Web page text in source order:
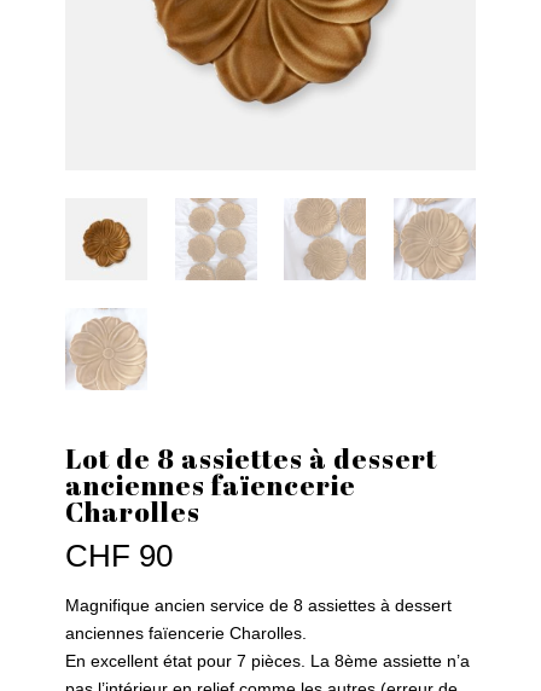
Lot de 8 assiettes à dessert
anciennes faïencerie
Charolles
CHF 90
Magnifique ancien service de 8 assiettes à dessert
anciennes faïencerie Charolles.
En excellent état pour 7 pièces. La 8ème assiette n’a